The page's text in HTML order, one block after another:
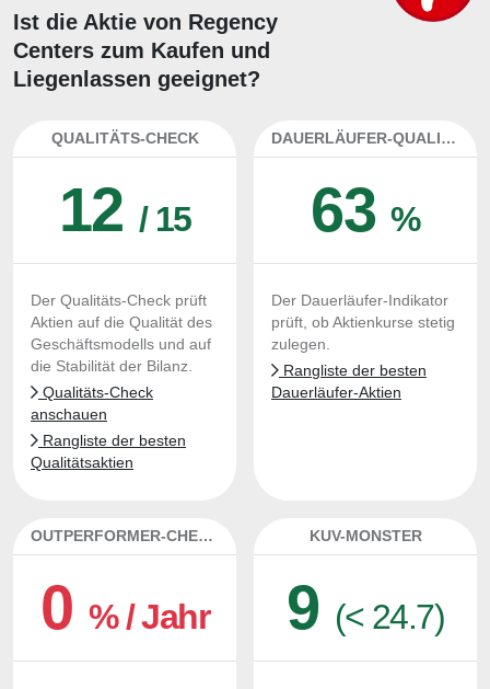
Ist die Aktie von Regency
Centers zum Kaufen und
Liegenlassen geeignet?
QUALITÄTS-CHECK
12 / 15
Der Qualitäts-Check prüft
Aktien auf die Qualität des
Geschäftsmodells und auf
die Stabilität der Bilanz.
Qualitäts-Check
anschauen
Rangliste der besten
Qualitätsaktien
DAUERLÄUFER-QUALITÄTEN
63%
Der Dauerläufer-Indikator
prüft, ob Aktienkurse stetig
zulegen.
Rangliste der besten
Dauerläufer-Aktien
OUTPERFORMER-CHECK
0 % / Jahr
KUV-MONSTER
9 (< 24.7)